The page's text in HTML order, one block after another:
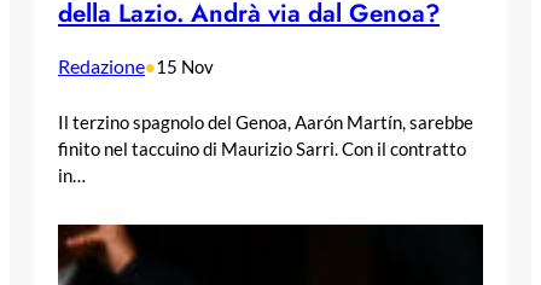
della Lazio. Andrà via dal Genoa?
Redazione•15 Nov
Il terzino spagnolo del Genoa, Aarón Martín, sarebbe
finito nel taccuino di Maurizio Sarri. Con il contratto
in…